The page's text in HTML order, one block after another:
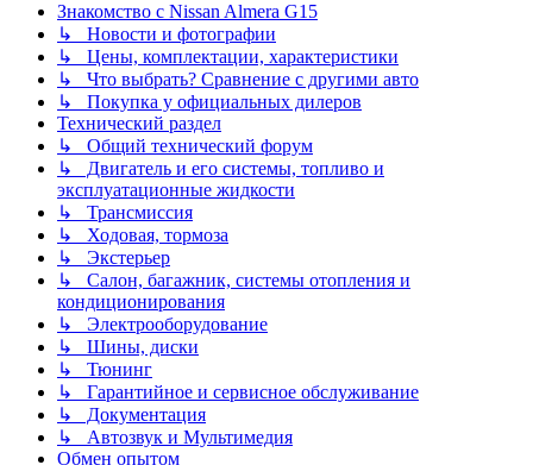
Знакомство с Nissan Almera G15
↳ Новости и фотографии
↳ Цены, комплектации, характеристики
↳ Что выбрать? Сравнение с другими авто
↳ Покупка у официальных дилеров
Технический раздел
↳ Общий технический форум
↳ Двигатель и его системы, топливо и
эксплуатационные жидкости
↳ Трансмиссия
↳ Ходовая, тормоза
↳ Экстерьер
↳ Салон, багажник, системы отопления и
кондиционирования
↳ Электрооборудование
↳ Шины, диски
↳ Тюнинг
↳ Гарантийное и сервисное обслуживание
↳ Документация
↳ Автозвук и Мультимедия
Обмен опытом